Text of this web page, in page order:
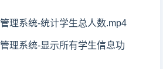
理系统-统计学生总人数.mp4
理系统-显示所有学生信息功